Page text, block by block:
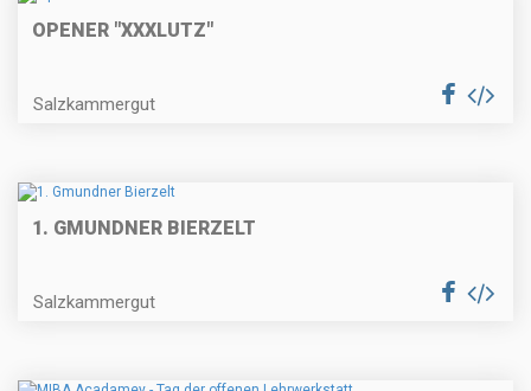
OPENER "XXXLUTZ"
Salzkammergut
1. GMUNDNER BIERZELT
Salzkammergut